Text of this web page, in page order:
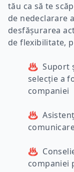
tău ca să te
de nedeclarare
desfășurarea
de flexibilitate,
♨ Suport
selecție a
companiei
♨
♨
companiei